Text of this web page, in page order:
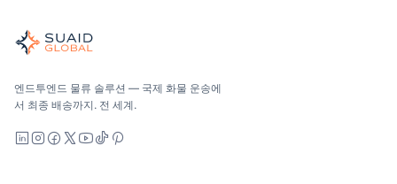
글로벌 해양, 항공, 육상, 통관 및 창고 관리를 위한 독립적인
해양, 항공 및 지상 — 운송업체 중립적으로 비교하고, 견적을
엔드투엔드 물류 솔루션 — 국제 화물 운송에
서 최종 배송까지. 전 세계.
LinkedIn
Instagram
Facebook
X YouTube
TikTok